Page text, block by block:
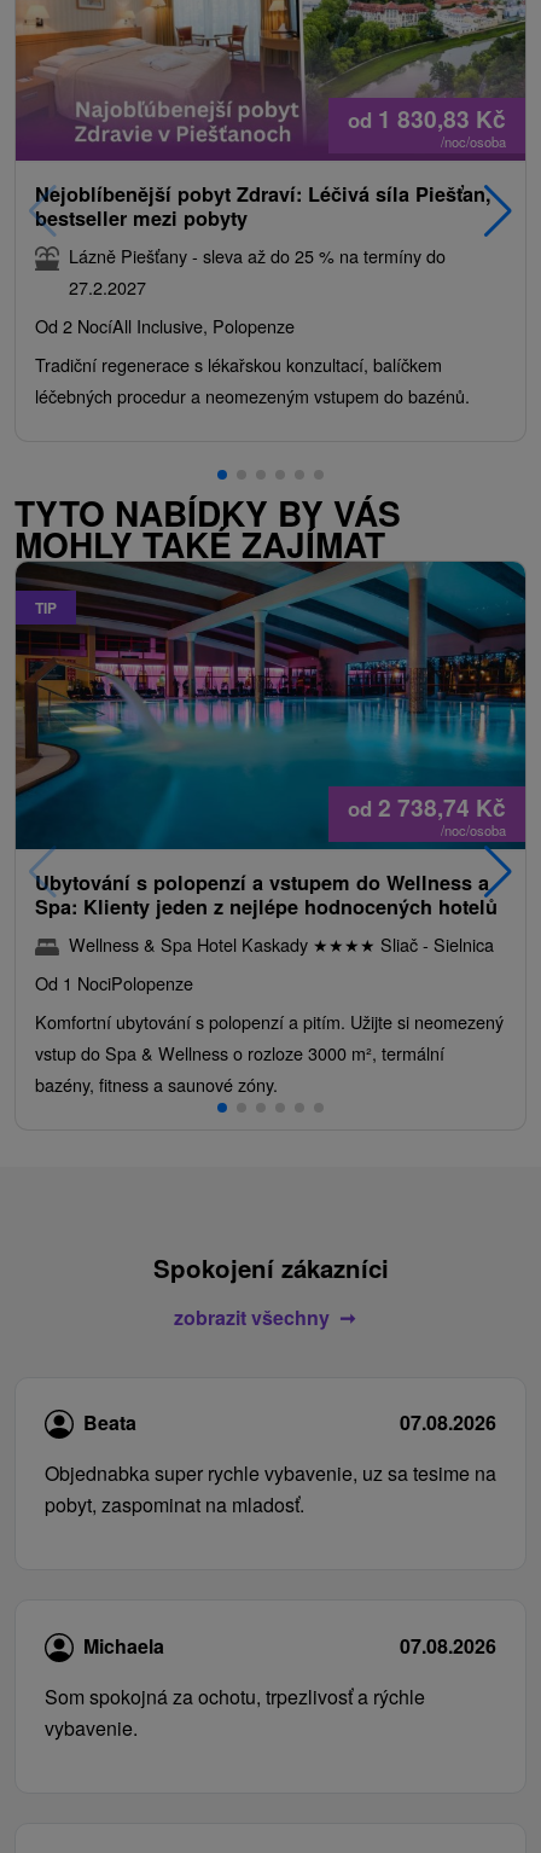
od 1 830,83 Kč
/noc/osoba
Nejoblíbenější pobyt Zdraví: Léčivá síla Piešťan,
bestseller mezi pobyty
Lázně Piešťany - sleva až do 25 % na termíny do
27.2.2027
Od 2 NocíAll Inclusive, Polopenze
Tradiční regenerace s lékařskou konzultací, balíčkem
léčebných procedur a neomezeným vstupem do bazénů.
TYTO NABÍDKY BY VÁS
MOHLY TAKÉ ZAJÍMAT
TIP
od 2 738,74 Kč
/noc/osoba
Ubytování s polopenzí a vstupem do Wellness a
Spa: Klienty jeden z nejlépe hodnocených hotelů
Wellness & Spa Hotel Kaskady ★★★★ Sliač - Sielnica
Od 1 NociPolopenze
Komfortní ubytování s polopenzí a pitím. Užijte si neomezený
vstup do Spa & Wellness o rozloze 3000 m², termální
bazény, fitness a saunové zóny.
Spokojení zákazníci
zobrazit všechny
Beata
07.08.2026
Objednabka super rychle vybavenie, uz sa tesime na
pobyt, zaspominat na mladosť.
Michaela
07.08.2026
Som spokojná za ochotu, trpezlivosť a rýchle
vybavenie.